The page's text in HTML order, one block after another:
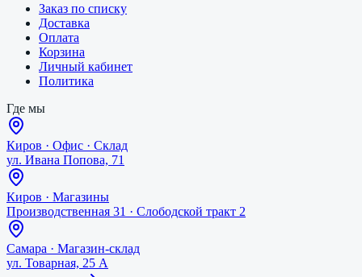
Заказ по списку
Доставка
Оплата
Корзина
Личный кабинет
Политика
Где мы
Киров · Офис · Склад
ул. Ивана Попова, 71
Киров · Магазины
Производственная 31 · Слободской тракт 2
Самара · Магазин-склад
ул. Товарная, 25 А